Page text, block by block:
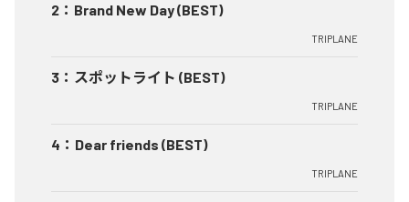
2 ： Brand New Day (BEST)
TRIPLANE
3 ： スポットライト (BEST)
TRIPLANE
4 ： Dear friends (BEST)
TRIPLANE